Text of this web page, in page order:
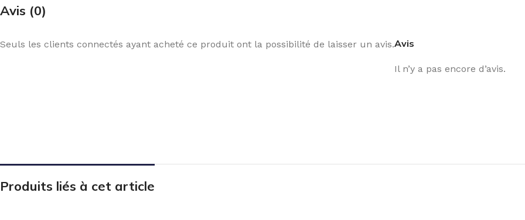
Avis (0)
Avis
Il n’y a pas encore d’avis.
Seuls les clients connectés ayant acheté ce produit ont la possibilité de laisser un avis.
Produits liés à cet article